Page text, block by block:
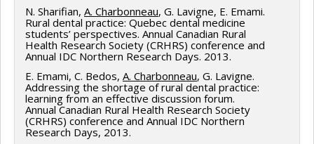
N. Sharifian, A. Charbonneau, G. Lavigne, E. Emami.
Rural dental practice: Quebec dental medicine
students’ perspectives. Annual Canadian Rural
Health Research Society (CRHRS) conference and
Annual IDC Northern Research Days. 2013.
E. Emami, C. Bedos, A. Charbonneau, G. Lavigne.
Addressing the shortage of rural dental practice:
learning from an effective discussion forum.
Annual Canadian Rural Health Research Society
(CRHRS) conference and Annual IDC Northern
Research Days, 2013.